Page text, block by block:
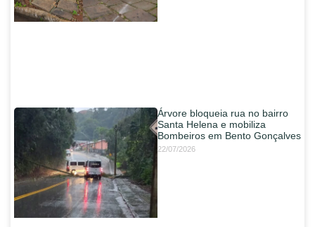
Árvore bloqueia rua no bairro
Santa Helena e mobiliza
Bombeiros em Bento Gonçalves
22/07/2026